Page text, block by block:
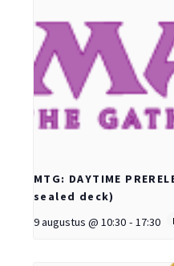
MTG: DAYTIME
sealed deck)
9 augustus @ 10:30 - 17:30